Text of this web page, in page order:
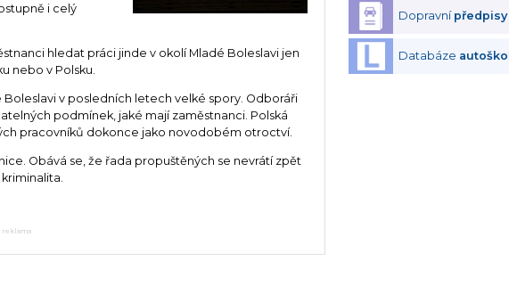
i celý
hledat práci jinde v okolí Mladé Boleslavi jen
nebo v Polsku.
v posledních letech velké spory. Odboráři
podmínek, jaké mají zaměstnanci. Polská
pracovníků dokonce jako novodobém otroctví.
Obává se, že řada propuštěných se nevrátí zpět
reklama
Dopravní předpisy
Databáze autoškol